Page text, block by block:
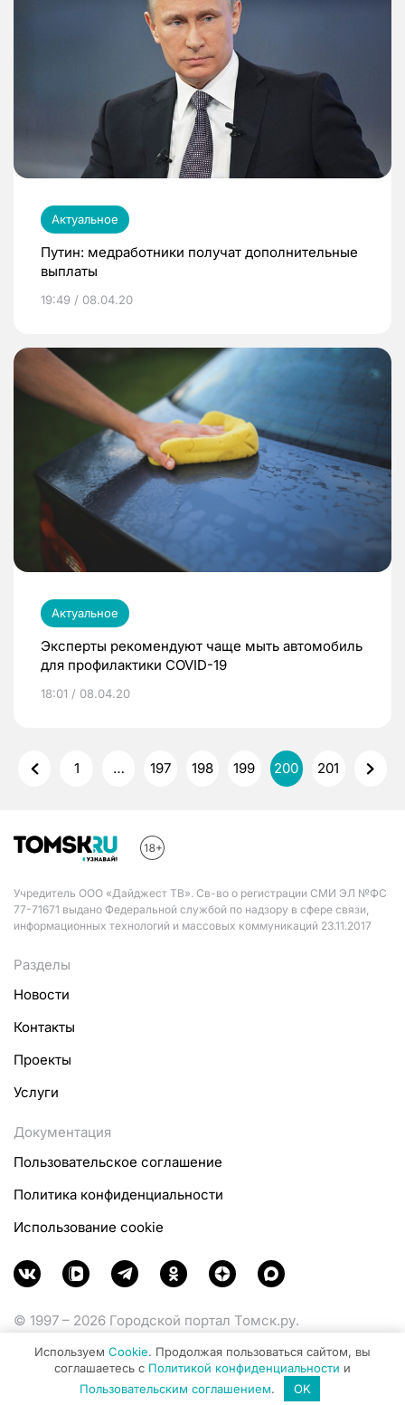
Актуальное
Путин: медработники получат дополнительные
выплаты
19:49 / 08.04.20
Актуальное
Эксперты рекомендуют чаще мыть автомобиль
для профилактики COVID-19
18:01 / 08.04.20
1 … 197 198 199 200 201
Учредитель ООО «Дайджест ТВ». Св-во о регистрации СМИ ЭЛ №ФС
77-71671 выдано Федеральной службой по надзору в сфере связи,
информационных технологий и массовых коммуникаций 23.11.2017
Разделы
Новости
Контакты
Проекты
Услуги
Документация
Пользовательское соглашение
Политика конфиденциальности
Использование cookie
© 1997 – 2026 Городской портал Томск.ру.
Министерства цифрового развития, связи и массовых
коммуникаций Российской Федерации.
Используем Cookie. Продолжая пользоваться сайтом, вы
соглашаетесь с Политикой конфиденциальности и
Пользовательским соглашением. OK